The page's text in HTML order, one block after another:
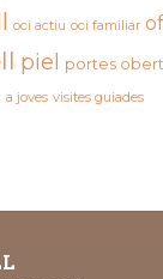
oci actiu oci familiar
piel portes
joves visites guiades